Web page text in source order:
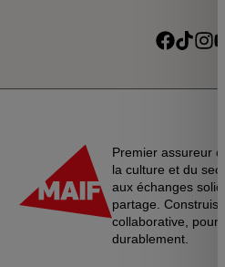
Je souhaite recevoir les alertes
Premier assureur
la culture et du
aux échanges
partage.
collaborative, pour
durablement.